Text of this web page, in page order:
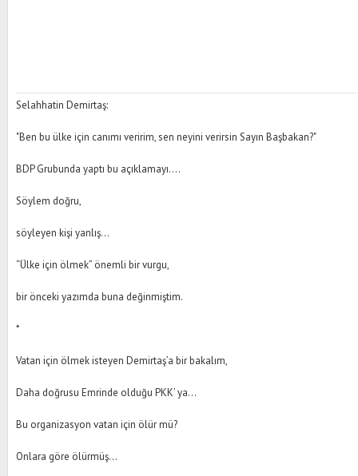
Selahhatin Demirtaş:
"Ben bu ülke için canımı veririm, sen neyini verirsin Sayın Başbakan?"
BDP Grubunda yaptı bu açıklamayı....
Söylem doğru,
söyleyen kişi yanlış...
“Ülke için ölmek” önemli bir vurgu,
bir önceki yazımda buna değinmiştim.
*
Vatan için ölmek isteyen Demirtaş’a bir bakalım,
Daha doğrusu Emrinde olduğu PKK’ ya...
Bu organizasyon vatan için ölür mü?
Onlara göre ölürmüş...